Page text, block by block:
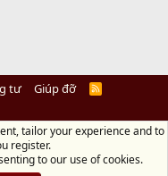
tư Giúp đỡ
R
Củ Chi, TP.HCM
tailor your experience and to
register.
to our use of cookies.